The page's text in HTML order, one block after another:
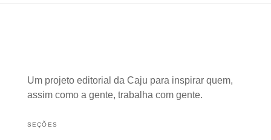
Um projeto editorial da Caju para inspirar quem,
assim como a gente, trabalha com gente.
SEÇÕES